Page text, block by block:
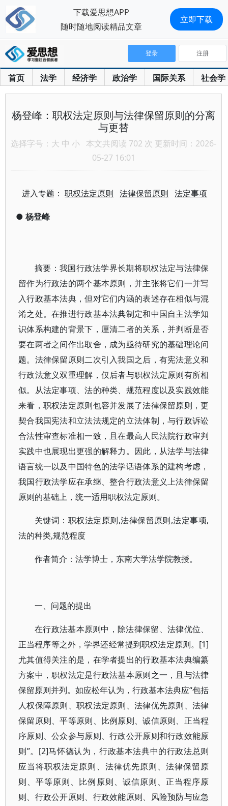
首页 法学 经济学 政治学 国际关系 社会学
登录 注册
杨登峰：职权法定原则与法律保留原则的分离
与更替
选择字号： 大 中 小 本文共阅读 702 次 更新时间：2026-
05-27 16:01
进入专题：职权法定原则 法律保留原则 法定事项
● 杨登峰
摘要：我国行政法学界长期将职权法定与法律保
留作为行政法的两个基本原则，并主张将它们一并写
入行政基本法典，但对它们内涵的表述存在相似与混
淆之处。在推进行政基本法典制定和中国自主法学知
识体系构建的背景下，厘清二者的关系，并判断是否
要在两者之间作出取舍，成为亟待研究的基础理论问
题。法律保留原则二次引入我国之后，有宪法意义和
行政法意义双重理解，仅后者与职权法定原则有所相
似。从法定事项、法的种类、规范程度以及实践效能
来看，职权法定原则包容并发展了法律保留原则，更
契合我国宪法和立法法规定的立法体制，与行政诉讼
合法性审查标准相一致，且在最高人民法院行政审判
实践中也展现出更强的解释力。因此，从法学与法律
语言统一以及中国特色的法学话语体系的建构考虑，
我国行政法学应在承继、整合行政法意义上法律保留
原则的基础上，统一适用职权法定原则。
关键词：职权法定原则,法律保留原则,法定事项,
法的种类,规范程度
作者简介：法学博士，东南大学法学院教授。
一、问题的提出
在行政法基本原则中，除法律保留、法律优位、
正当程序等之外，学界还经常提到职权法定原则。[1]
尤其值得关注的是，在学者提出的行政基本法典编纂
方案中，职权法定是行政法基本原则之一，且与法律
保留原则并列。如应松年认为，行政基本法典应“包括
人权保障原则、职权法定原则、法律优先原则、法律
保留原则、平等原则、比例原则、诚信原则、正当程
序原则、公众参与原则、行政公开原则和行政效能原
则”。[2]马怀德认为，行政基本法典中的行政法总则
应当将职权法定原则、法律优先原则、法律保留原
则、平等原则、比例原则、诚信原则、正当程序原
则、行政公开原则、行政效能原则、风险预防与应急
下载爱思想APP
随时随地阅读精品文章
立即下载